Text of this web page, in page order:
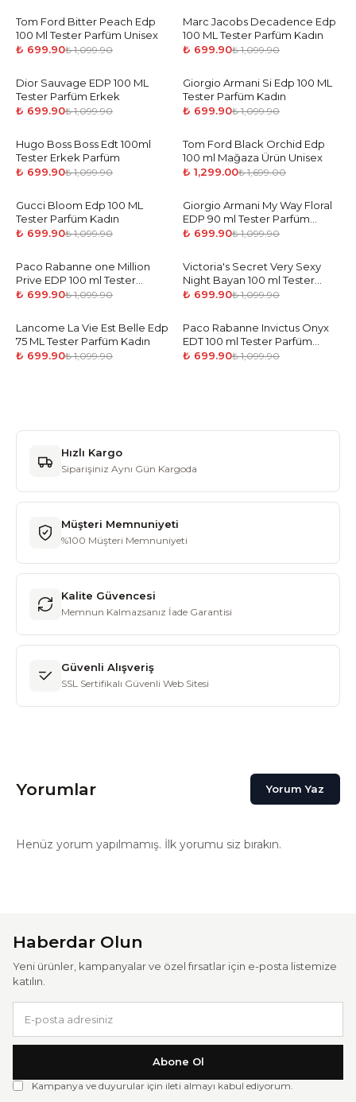
-36%
Tom Ford Bitter Peach Edp
100 Ml Tester Parfüm Unisex
₺ 699.90₺ 1,099.90
-36%
Marc Jacobs Decadence Edp
100 ML Tester Parfüm Kadın
₺ 699.90₺ 1,099.90
-36%
Dior Sauvage EDP 100 ML
Tester Parfüm Erkek
₺ 699.90₺ 1,099.90
-36%
Giorgio Armani Si Edp 100 ML
Tester Parfüm Kadın
₺ 699.90₺ 1,099.90
-36 %
Hugo Boss Boss Edt 100ml
Tester Erkek Parfüm
₺ 699.90₺ 1,099.90
-24%
Tom Ford Black Orchid Edp
100 ml Mağaza Ürün Unisex
₺ 1,299.00₺ 1,699.00
-36 %
Gucci Bloom Edp 100 ML
Tester Parfüm Kadın
₺ 699.90₺ 1,099.90
-36%
Giorgio Armani My Way Floral
EDP 90 ml Tester Parfüm
Kadın
₺ 699.90₺ 1,099.90
-36 %
Paco Rabanne one Million
Prive EDP 100 ml Tester
Parfüm Erkek
₺ 699.90₺ 1,099.90
-36%
Victoria's Secret Very Sexy
Night Bayan 100 ml Tester
Parfüm Kadın
₺ 699.90₺ 1,099.90
-36%
Lancome La Vie Est Belle Edp
75 ML Tester Parfüm Kadın
₺ 699.90₺ 1,099.90
-36 %
Paco Rabanne Invictus Onyx
EDT 100 ml Tester Parfüm
Erkek
₺ 699.90₺ 1,099.90
Hızlı Kargo
Siparişiniz Aynı Gün Kargoda
Müşteri Memnuniyeti
%100 Müşteri Memnuniyeti
Kalite Güvencesi
Memnun Kalmazsanız İade Garantisi
Güvenli Alışveriş
SSL Sertifikalı Güvenli Web Sitesi
Yorumlar Yorum Yaz
Henüz yorum yapılmamış. İlk yorumu siz bırakın.
Haberdar Olun
Yeni ürünler, kampanyalar ve özel fırsatlar için e-posta listemize
katılın.
Abone Ol
Kampanya ve duyurular için ileti almayı kabul ediyorum.